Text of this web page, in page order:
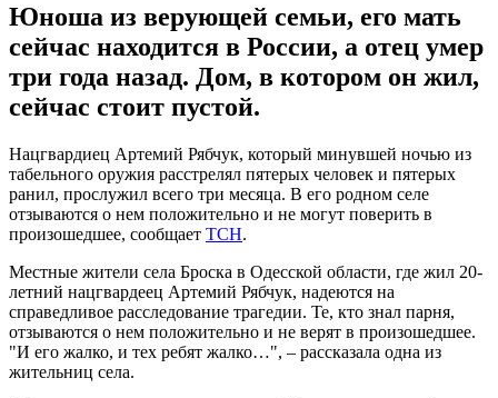
Юноша из верующей семьи, его мать
сейчас находится в России, а отец умер
три года назад. Дом, в котором он жил,
сейчас стоит пустой.
Нацгвардиец Артемий Рябчук, который минувшей ночью из
табельного оружия расстрелял пятерых человек и пятерых
ранил, прослужил всего три месяца. В его родном селе
отзываются о нем положительно и не могут поверить в
произошедшее, сообщает ТСН.
Местные жители села Броска в Одесской области, где жил 20-
летний нацгвардеец Артемий Рябчук, надеются на
справедливое расследование трагедии. Те, кто знал парня,
отзываются о нем положительно и не верят в произошедшее.
"И его жалко, и тех ребят жалко…", – рассказала одна из
жительниц села.